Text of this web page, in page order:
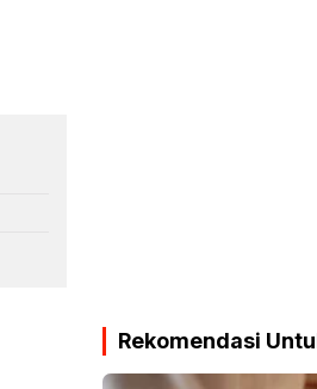
Rekomendasi